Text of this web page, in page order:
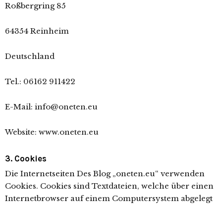
Roßbergring 85
64354 Reinheim
Deutschland
Tel.: 06162 911422
E-Mail: info@oneten.eu
Website: www.oneten.eu
3. Cookies
Die Internetseiten Des Blog „oneten.eu“ verwenden
Cookies. Cookies sind Textdateien, welche über einen
Internetbrowser auf einem Computersystem abgelegt